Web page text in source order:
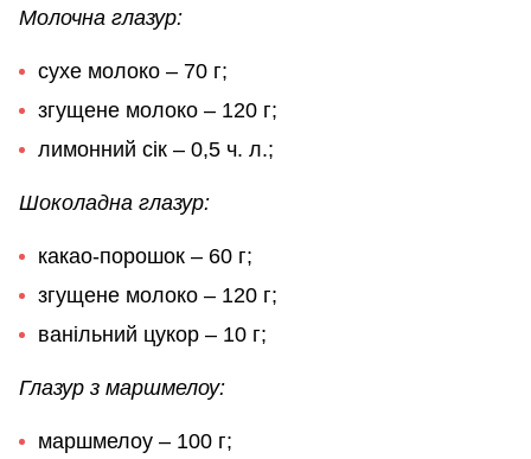
Молочна глазур:
сухе молоко – 70 г;
згущене молоко – 120 г;
лимонний сік – 0,5 ч. л.;
Шоколадна глазур:
какао-порошок – 60 г;
згущене молоко – 120 г;
ванільний цукор – 10 г;
Глазур з маршмелоу:
маршмелоу – 100 г;